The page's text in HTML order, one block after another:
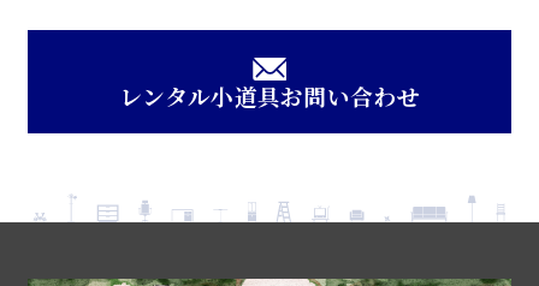
レンタル小道具お問い合わせ